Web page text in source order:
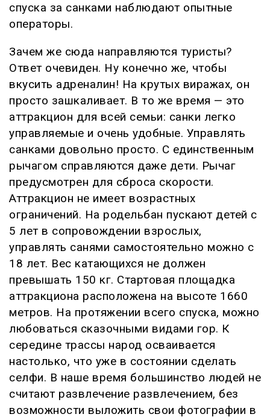
спуска за санками наблюдают опытные
операторы.
Зачем же сюда направляются туристы?
Ответ очевиден. Ну конечно же, чтобы
вкусить адреналин! На крутых виражах, он
просто зашкаливает. В то же время — это
аттракцион для всей семьи: санки легко
управляемые и очень удобные. Управлять
санками довольно просто. С единственным
рычагом справляются даже дети. Рычаг
предусмотрен для сброса скорости.
Аттракцион не имеет возрастных
ограничений. На родельбан пускают детей с
5 лет в сопровождении взрослых,
управлять санями самостоятельно можно с
18 лет. Вес катающихся не должен
превышать 150 кг. Стартовая площадка
аттракциона расположена на высоте 1660
метров. На протяжении всего спуска, можно
любоваться сказочными видами гор. К
середине трассы народ осваивается
настолько, что уже в состоянии сделать
селфи. В наше время большинство людей не
считают развлечение развлечением, без
возможности выложить свои фотографии в